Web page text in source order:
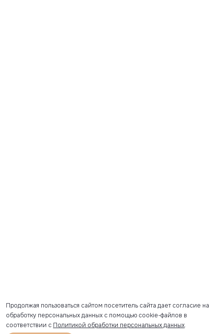
Продолжая пользоваться сайтом посетитель сайта дает согласие на
обработку персональных данных с помощью cookie-файлов в
соответствии с Политикой обработки персональных данных.